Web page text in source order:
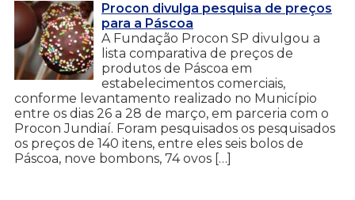
Procon divulga pesquisa de preços
para a Páscoa
A Fundação Procon SP divulgou a
lista comparativa de preços de
produtos de Páscoa em
estabelecimentos comerciais,
conforme levantamento realizado no Município
entre os dias 26 a 28 de março, em parceria com o
Procon Jundiaí. Foram pesquisados os pesquisados
os preços de 140 itens, entre eles seis bolos de
Páscoa, nove bombons, 74 ovos […]